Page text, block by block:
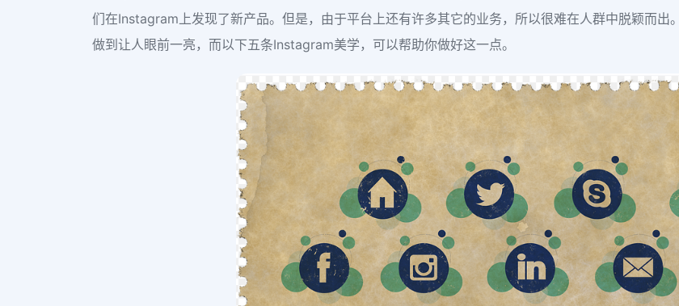
们在Instagram上发现了新产品。但是，由于平台上还有许多其它的业务，所以很难在人群中脱颖而
做到让人眼前一亮，而以下五条Instagram美学，可以帮助你做好这一点。